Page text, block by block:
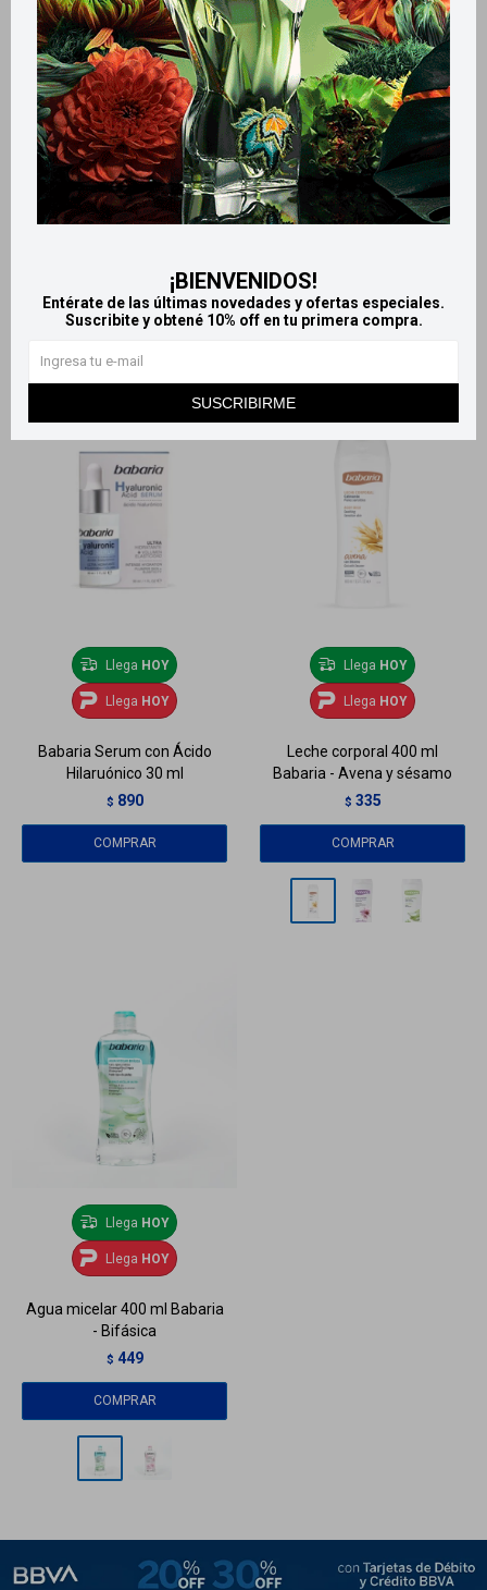
¡BIENVENIDOS!
Entérate de las últimas novedades y ofertas especiales.
Suscribite y obtené 10% off en tu primera compra.
SUSCRIBIRME
LlegaHOY
LlegaHOY
$ 765
LlegaHOY
Llega HOY
Llega HOY
Llega HOY
Babaria Serum con Ácido
Hilaruónico 30 ml
$ 890
Llega HOY
Llega HOY
Leche corporal 400 ml
Babaria - Avena y sésamo
$ 335
Llega HOY
Llega HOY
Agua micelar 400 ml Babaria
- Bifásica
$ 449